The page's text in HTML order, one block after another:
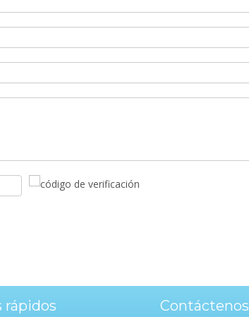
rápidos Contáctenos